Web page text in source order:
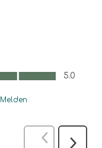
5.0
Melden
Vorige